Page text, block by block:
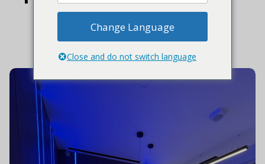
verão
24 de junho de 2026
Change Language
Close and do not switch language